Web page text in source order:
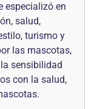
especializó en
salud,
turismo y
las mascotas,
sensibilidad
con la salud,